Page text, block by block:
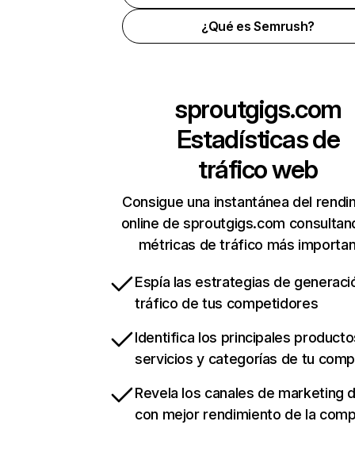
¿Qué es Semrush?
sproutgigs.com
Estadísticas de
tráfico web
Consigue una instantánea del
online de sproutgigs.com
métricas de tráfico más
Espía las estrategias de
tráfico de tus competidores
Identifica los principales
servicios y categorías de tu
Revela los canales de marketing
con mejor rendimiento de la